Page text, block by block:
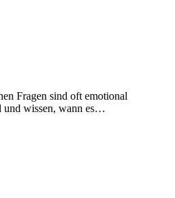
Fragen sind oft emotional
und wissen, wann es…